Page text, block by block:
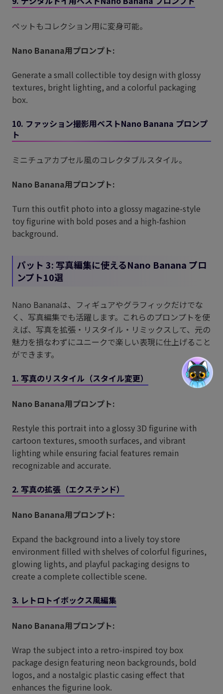
ペットもコレクション用に変身可能。
Nano Banana用プロンプト:
Generate a small collectible toy design with glossy
textures, bright lighting, and a colorful packaging
box.
10. ファッション撮影用ベストNano Banana プロンプ
ト
ミニチュアカプセル風のコレクタブルスタイル。
Nano Banana用プロンプト:
Turn this outfit photo into a glossy magazine-style
toy figurine with bold poses and a high-fashion
background.
パット 3: 写真編集に使えるNano Banana プロ
ンプト10選
Nano Bananaは、フィギュアやグラフィックだけでな
く、写真編集でも活躍します。これらのプロンプトを使
えば、写真を拡張・リスタイル・リミックスして、元の
魅力を損なわずにユニークで楽しい表現に仕上げること
ができます。
1. 写真のリスタイル（スタイル変更）
Nano Banana用プロンプト:
Restyle this portrait into a glossy 3D figurine with
cartoon textures, smooth surfaces, and vibrant
lighting while ensuring facial features remain
recognizable and accurate.
2. 写真の拡張（エクステンド）
Nano Banana用プロンプト:
Expand the background into a lively toy store
environment filled with shelves of colorful figurines,
glowing lights, and playful packaging designs to
create a complete collectible scene.
3. レトロトイボックス風編集
Nano Banana用プロンプト:
Wrap the subject into a retro-inspired toy box
package design featuring neon backgrounds, bold
logos, and a nostalgic plastic casing effect that
enhances the figurine look.